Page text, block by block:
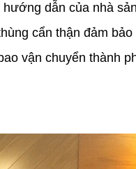
dẫn của nhà
cẩn thận đảm
vận chuyển thành